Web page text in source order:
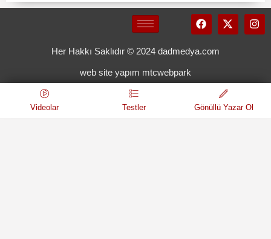
Her Hakkı Saklıdır © 2024 dadmedya.com
web site yapım mtcwebpark
Videolar Testler Gönüllü Yazar Ol